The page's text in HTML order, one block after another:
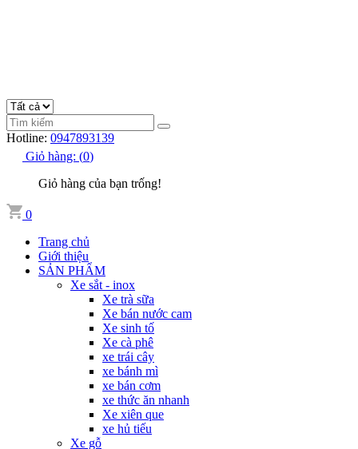
Hotline: 0947893139
Giỏ hàng: (0)
Giỏ hàng của bạn trống!
0
Trang chủ
Giới thiệu
SẢN PHẨM
Xe sắt - inox
Xe trà sữa
Xe bán nước cam
Xe sinh tố
Xe cà phê
xe trái cây
xe bánh mì
xe bán cơm
xe thức ăn nhanh
Xe xiên que
xe hủ tiếu
Xe gỗ